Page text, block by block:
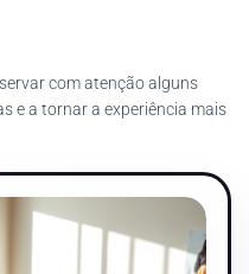
com atenção alguns
e a tornar a experiência mais